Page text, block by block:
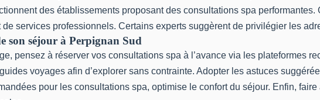
des établissements proposant des consultations spa
services professionnels. Certains experts suggèrent de privilégier les
son séjour à Perpignan Sud
pensez à réserver vos consultations spa à l’avance via les plateformes
voyages afin d’explorer sans contrainte. Adopter les astuces
pour les consultations spa, optimise le confort du séjour. Enfin,